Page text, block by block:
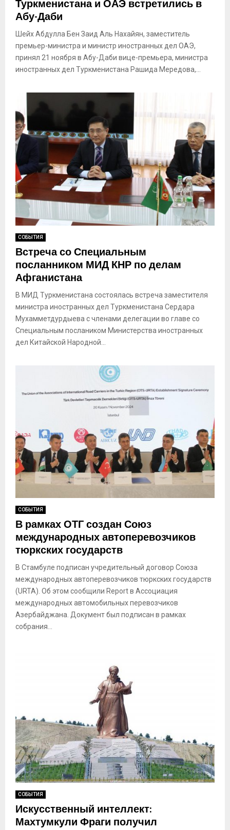
Туркменистана и ОАЭ встретились в
Абу-Даби
Шейх Абдулла Бен Заид Аль Нахайян, заместитель
премьер-министра и министр иностранных дел ОАЭ,
принял 21 ноября в Абу-Даби вице-премьера, министра
иностранных дел Туркменистана Рашида Мередова,...
СОБЫТИЯ
Встреча со Специальным
посланником МИД КНР по делам
Афганистана
В МИД Туркменистана состоялась встреча заместителя
министра иностранных дел Туркменистана Сердара
Мухамметдурдыева с членами делегации во главе со
Специальным послаником Министерства иностранных
дел Китайской Народной...
СОБЫТИЯ
В рамках ОТГ создан Союз
международных автоперевозчиков
тюркских государств
В Стамбуле подписан учредительный договор Союза
международных автоперевозчиков тюркских государств
(URTA). Об этом сообщили Report в Ассоциация
международных автомобильных перевозчиков
Азербайджана. Документ был подписан в рамках
собрания...
СОБЫТИЯ
Искусственный интеллект:
Махтумкули Фраги получил